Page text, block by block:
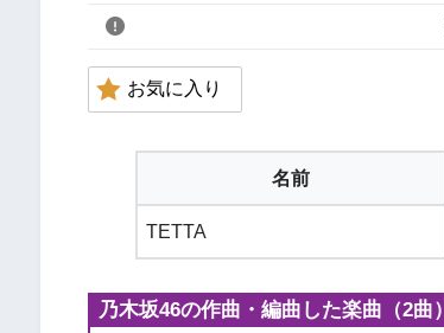
お気に入り
名前
TETTA
乃木坂46の作曲・編曲した楽曲（2曲）